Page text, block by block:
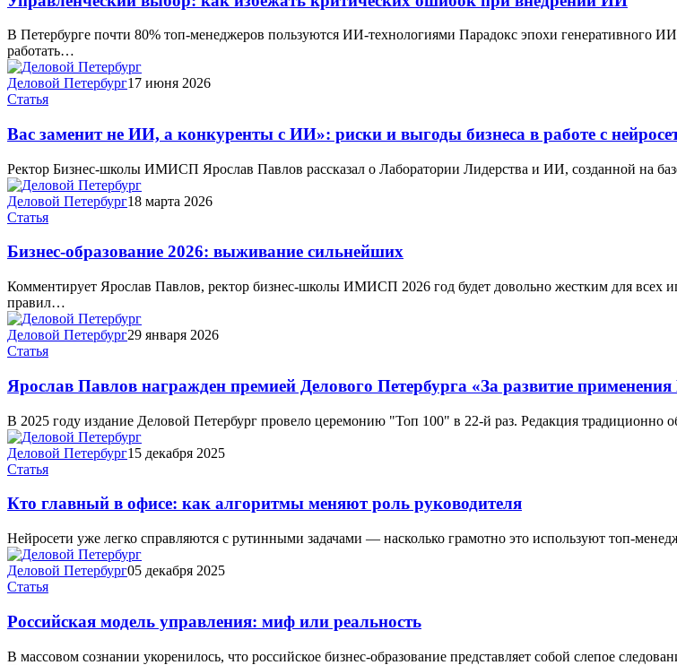
В Петербурге почти 80% топ-менеджеров пользуются ИИ-технологиями Парадокс эпохи генеративного
работать…
Деловой Петербург17 июня 2026
Статья
Вас заменит не ИИ, а конкуренты с ИИ»: риски и выгоды бизнеса в работе с
Ректор Бизнес-школы ИМИСП Ярослав Павлов рассказал о Лаборатории Лидерства и ИИ, созданной на
Деловой Петербург18 марта 2026
Статья
Бизнес-образование 2026: выживание сильнейших
Комментирует Ярослав Павлов, ректор бизнес-школы ИМИСП 2026 год будет довольно жестким для всех
правил…
Деловой Петербург29 января 2026
Статья
Ярослав Павлов награжден премией Делового Петербурга «За развитие
В 2025 году издание Деловой Петербург провело церемонию "Топ 100" в 22-й раз. Редакция традиционно
Деловой Петербург15 декабря 2025
Статья
Кто главный в офисе: как алгоритмы меняют роль руководителя
Нейросети уже легко справляются с рутинными задачами — насколько грамотно это используют топ-
Деловой Петербург05 декабря 2025
Статья
Российская модель управления: миф или реальность
В массовом сознании укоренилось, что российское бизнес-образование представляет собой слепое